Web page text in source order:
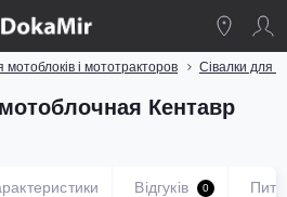
і мототракторов Сівалки для
Кентавр
Відгуків 0